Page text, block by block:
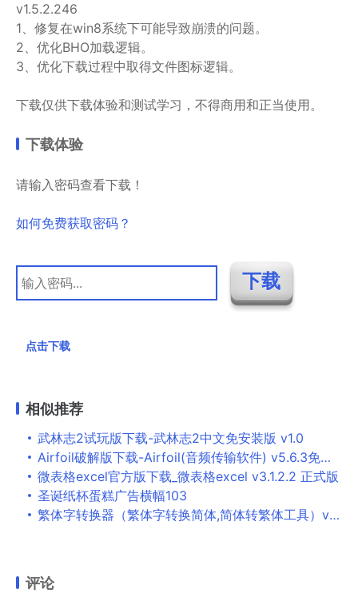
v1.5.2.246
1、修复在win8系统下可能导致崩溃的问题。
2、优化BHO加载逻辑。
3、优化下载过程中取得文件图标逻辑。
下载仅供下载体验和测试学习，不得商用和正当使用。
下载体验
请输入密码查看下载！
如何免费获取密码？
点击下载
相似推荐
武林志2试玩版下载-武林志2中文免安装版 v1.0
Airfoil破解版下载-Airfoil(音频传输软件) v5.6.3免费版下载
微表格excel官方版下载_微表格excel v3.1.2.2 正式版
圣诞纸杯蛋糕广告横幅103
繁体字转换器（繁体字转换简体,简体转繁体工具）v2018绿色版下载
评论